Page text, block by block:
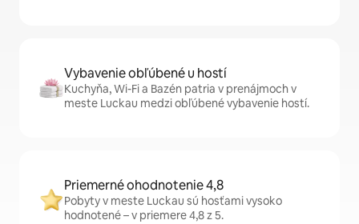
Vybavenie obľúbené u hostí
Kuchyňa, Wi-Fi a Bazén patria v prenájmoch v
meste Luckau medzi obľúbené vybavenie hostí.
Priemerné ohodnotenie 4,8
Pobyty v meste Luckau sú hosťami vysoko
hodnotené – v priemere 4,8 z 5.